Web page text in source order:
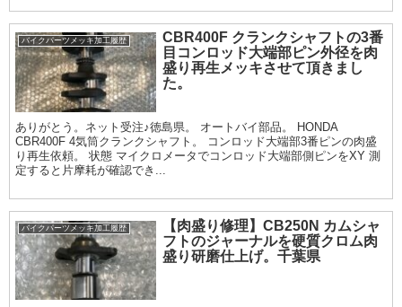
バイクパーツメッキ加工履歴
CBR400F クランクシャフトの3番
目コンロッド大端部ピン外径を肉
盛り再生メッキさせて頂きまし
た。
ありがとう。ネット受注♪徳島県。 オートバイ部品。 HONDA
CBR400F 4気筒クランクシャフト。 コンロッド大端部3番ピンの肉盛
り再生依頼。 状態 マイクロメータでコンロッド大端部側ピンをXY 測
定すると片摩耗が確認でき...
バイクパーツメッキ加工履歴
【肉盛り修理】CB250N カムシャ
フトのジャーナルを硬質クロム肉
盛り研磨仕上げ。千葉県